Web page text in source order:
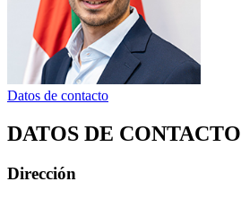
Datos de contacto
DATOS DE CONTACTO
Dirección